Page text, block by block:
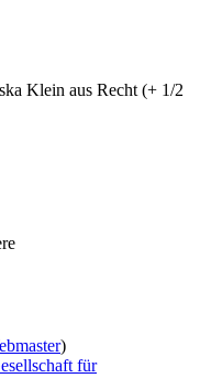
Klein aus Recht (+ 1/2
)
für